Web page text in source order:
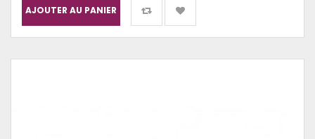
AJOUTER AU PANIER